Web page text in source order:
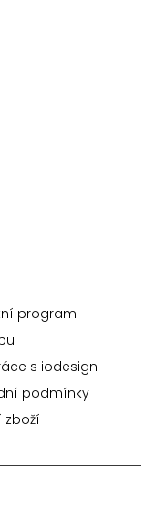
program
s iodesign
podmínky
zboží